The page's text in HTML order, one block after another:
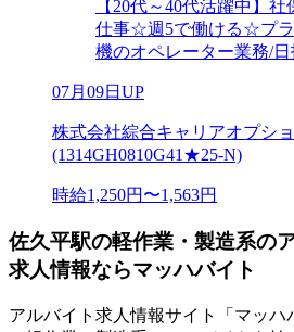
【20代～40代活躍中】
仕事☆週5で働ける☆プ
機のオペレーター業務/
07月09日UP
株式会社綜合キャリアオプシ
(1314GH0810G41★25-N)
時給1,250円〜1,563円
佐久平駅の軽作業・製造系の
求人情報ならマッハバイト
アルバイト求人情報サイト「マッハ